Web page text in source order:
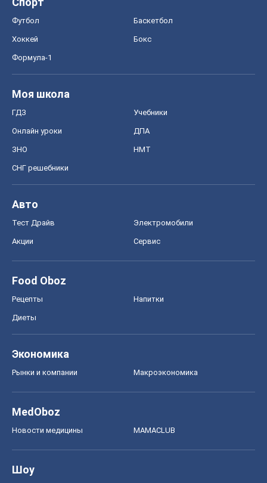
Футбол Баскетбол
Хоккей Бокс
Формула-1
Моя школа
ГДЗ Учебники
Онлайн уроки ДПА
ЗНО НМТ
СНГ решебники
Авто
Тест Драйв Электромобили
Акции Сервис
Food Oboz
Рецепты Напитки
Диеты
Экономика
Рынки и компании Mакроэкономика
MedOboz
Новости медицины MAMACLUB
Шоу